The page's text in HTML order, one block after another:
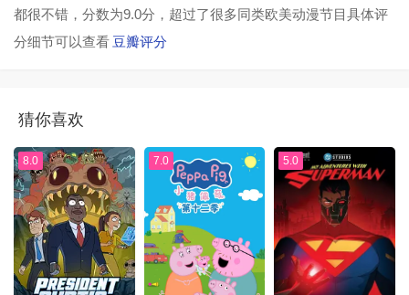
都很不错，分数为9.0分，超过了很多同类欧美动漫节目具体评
分细节可以查看 豆瓣评分
猜你喜欢
8.0 7.0 5.0